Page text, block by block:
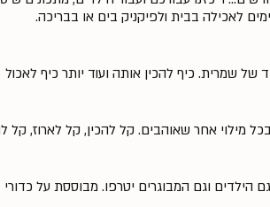
לאכילה בבית ולפיקניק בים או בבריכה.
שמרית. כיף להכין אותה ועוד יותר כיף לאכול
מילוי אחר שאוהבים. קל להכין, קל לארוז, קל
הילדים וגם המבוגרים יטרפו. מבוססת על